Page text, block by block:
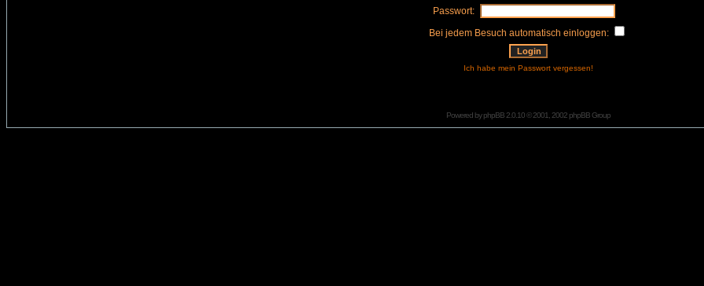
Passwort:
Bei jedem Besuch automatisch einloggen:
Ich habe mein Passwort vergessen!
Powered byphpBB2.0.10 © 2001, 2002 phpBB Group